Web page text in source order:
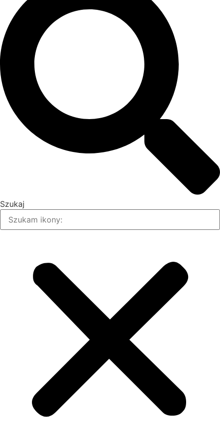
Szukaj